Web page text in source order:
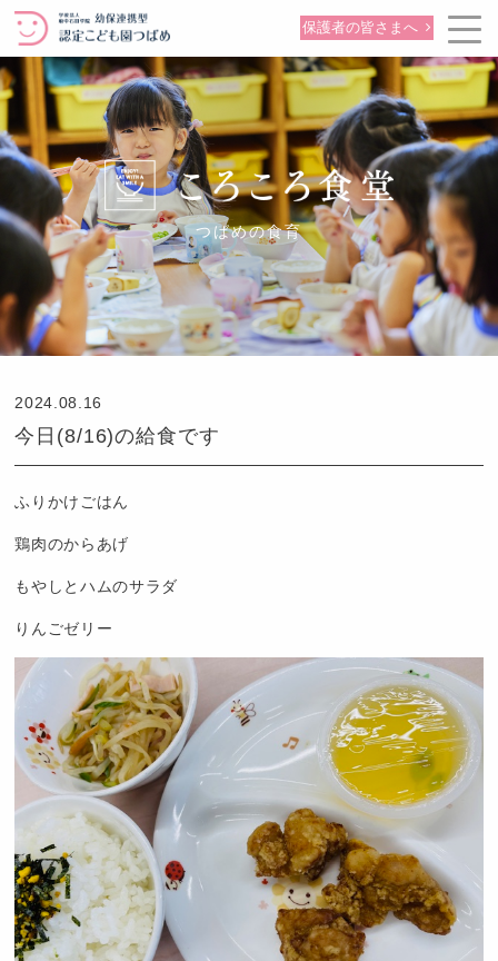
保護者の皆さまへ
つばめの食育
2024.08.16
今日(8/16)の給食です
ふりかけごはん
鶏肉のからあげ
もやしとハムのサラダ
りんごゼリー